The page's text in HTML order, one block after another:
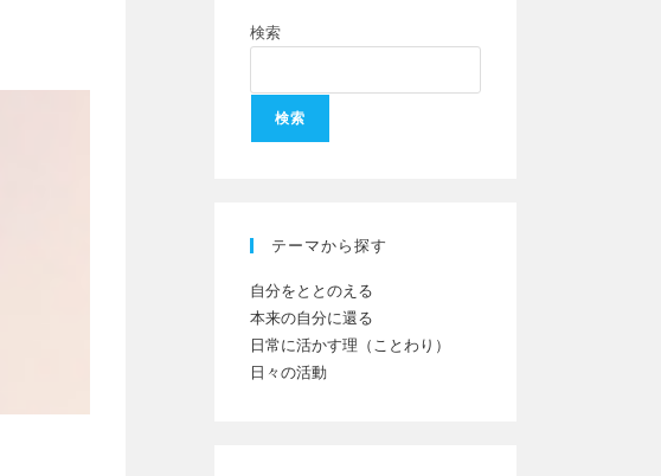
検索
検索
テーマから探す
自分をととのえる
本来の自分に還る
日常に活かす理（ことわり）
日々の活動